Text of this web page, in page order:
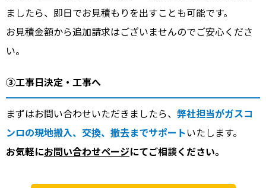
ましたら、即日でお見積もりを出すことも可能です。
お見積金額から追加請求はございませんのでご安心くださ
い。
③工事日決定・工事へ
まずはお問い合わせいただきましたら、 弊社担当がガスコ
ンロの現地搬入、交換、撤去までサポート いたします。
お気軽にお問い合わせページにてご相談ください。